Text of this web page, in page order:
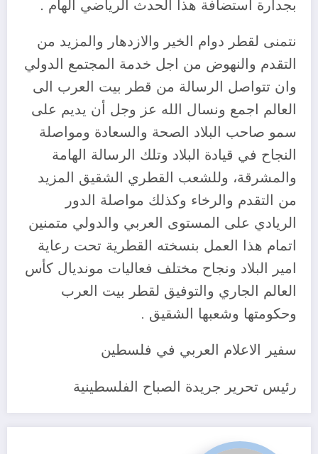
بجدارة استضافة هذا الحدث الرياضي الهام .
نتمنى لقطر دوام الخير والازدهار والمزيد من
التقدم والنهوض من اجل خدمة المجتمع الدولي
وان تتواصل الرسالة من قطر بيت العرب الى
العالم اجمع ونسال الله عز وجل أن يديم على
سمو صاحب البلاد الصحة والسعادة ومواصلة
النجاح في قيادة البلاد وتلك الرسالة الهامة
والمشرقة، وللشعب القطري الشقيق المزيد
من التقدم والرخاء وكذلك مواصلة الدور
الريادي على المستوى العربي والدولي متمنين
اتمام هذا العمل بنسخته القطرية تحت رعاية
امير البلاد ونجاح مختلف فعاليات مونديال كأس
العالم الجاري والتوفيق لقطر بيت العرب
وحكومتها وشعبها الشقيق .
سفير الاعلام العربي في فلسطين
رئيس تحرير جريدة الصباح الفلسطينية